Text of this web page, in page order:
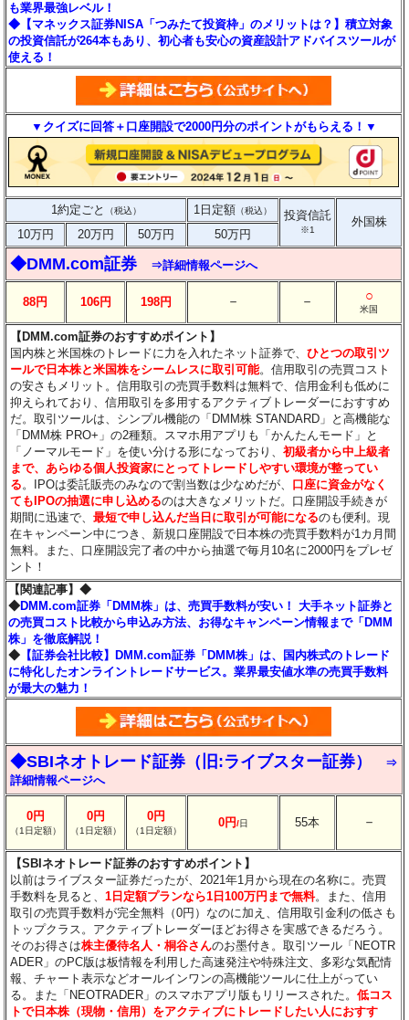
も業界最強レベル！
◆【マネックス証券NISA「つみたて投資枠」のメリットは？】積立対象
の投資信託が264本もあり、初心者も安心の資産設計アドバイスツールが
使える！
▼クイズに回答＋口座開設で2000円分のポイントがもらえる！▼
1約定ごと （税込） 1日定額 （税込） 投資信託
※1
外国株
10万円
20万円 50万円 50万円
◆DMM.com証券 ⇒詳細情報ページへ
88円 106円 198円 － － ○
米国
【DMM.com証券のおすすめポイント】
国内株と米国株のトレードに力を入れたネット証券で、ひとつの取引ツ
ールで日本株と米国株をシームレスに取引可能。信用取引の売買コスト
の安さもメリット。信用取引の売買手数料は無料で、信用金利も低めに
抑えられており、信用取引を多用するアクティブトレーダーにおすすめ
だ。取引ツールは、シンプル機能の「DMM株 STANDARD」と高機能な
「DMM株 PRO+」の2種類。スマホ用アプリも「かんたんモード」と
「ノーマルモード」を使い分ける形になっており、初級者から中上級者
まで、あらゆる個人投資家にとってトレードしやすい環境が整ってい
る。IPOは委託販売のみなので割当数は少なめだが、 口座に資金がなく
てもIPOの抽選に申し込めるのは大きなメリットだ。口座開設手続きが
期間に迅速で、最短で申し込んだ当日に取引が可能になるのも便利。現
在キャンペーン中につき、新規口座開設で日本株の売買手数料が1カ月間
無料。また、口座開設完了者の中から抽選で毎月10名に2000円をプレゼ
ント！
【関連記事】◆
◆DMM.com証券「DMM株」は、売買手数料が安い！ 大手ネット証券と
の売買コスト比較から申込み方法、お得なキャンペーン情報まで「DMM
株」を徹底解説！
◆ 【証券会社比較】DMM.com証券「DMM株」は、国内株式のトレード
に特化したオンライントレードサービス。業界最安値水準の売買手数料
が最大の魅力！
◆SBIネオトレード証券（旧:ライブスター証券）
⇒
詳細情報ページへ
0円
（1日定額）
0円
（1日定額）
0円
（1日定額）
0円/日 55本 －
【SBIネオトレード証券のおすすめポイント】
以前はライブスター証券だったが、2021年1月から現在の名称に。売買
手数料を見ると、1日定額プランなら1日100万円まで無料。また、信用
取引の売買手数料が完全無料（0円）なのに加え、信用取引金利の低さも
トップクラス。アクティブトレーダーほどお得さを実感できるだろう。
そのお得さは株主優待名人・桐谷さんのお墨付き。取引ツール「NEOTR
ADER」のPC版は板情報を利用した高速発注や特殊注文、多彩な気配情
報、チャート表示などオールインワンの高機能ツールに仕上がってい
る。また「NEOTRADER」のスマホアプリ版もリリースされた。低コス
トで日本株（現物・信用）をアクティブにトレードしたい人におすす